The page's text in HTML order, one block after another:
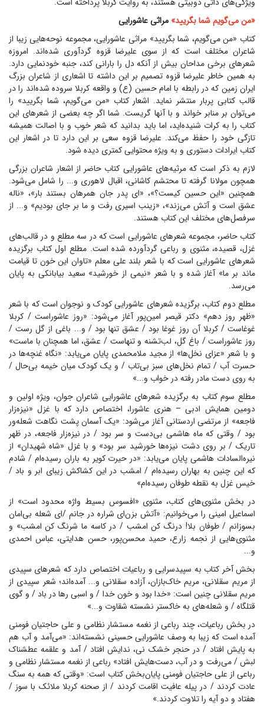
«من می‌گویم شما بگریید» مراثی عاشورایی
کتاب «من می‌گویم، شما بگریید» مراثی عاشورایی، مجموعه نوحه‌هایی زیبا از
شاعران مختلف است که از سوی علیرضا قزوه گردآوری شده‌اند. امروزه
شعر‌های برخی مداحان بیش از آنکه دل را بارانی کند، جنبه خودنمایی دارد.
به همین خاطر علیرضا قزوه تصمیم بر این داشته تا اشعاری از شاعران بزرگ
ایران زمین که در رابطه با امام حسین (ع) و واقعه کربلا سروده شده‌اند را در
قالب کتابی پربار منتشر نماید. اشعار کتاب «من می‌گویم، شما بگریید» را
می‌توان بر منابر خواند و با آنها گریست. شما اگر چه بعضی از شعر‌های این
کتاب را به کرات شنیده‌اید، اما باید بدانید که شعر خوب و با اصالت همیشه
تازگی خود را حفظ می‌کند. علیرضا قزوه سعی بر این دارد تا در اشعار این
کتاب ایرادات دستوری و به ویژه محتوایی کمتری دیده شود.
لازم به ذکر است که مرثیه‌های عاشورایی کتاب حاضر از اشعار شاعران بزرگی
همچون مولانا گرفته تا محتشم کاشانی، اقبال لاهوری و... را شامل می‌شود.
همچنین «این حسین کیست؟»، «ای پدر جان همرهان بستند بار»، «ناله
عشق است و آتش می‌زند»، «زینب اسیری رفت و ما بر جای بودیم» و... از
سرفصل‌های مختلف این کتاب هستند.
کتاب حاضر، مجموعه شعر‌های عاشورایی است که در سه مطلع و در قالب‌های
غزل، قصیده، مثنوی و رباعی گردآورده شده است. مطلع اول کتاب برگزیده
شعر‌های عاشورایی است که با شعر بلند علی معلم «تاوان این خون تا قیامت
ماند بر ما» آغاز شده و با شعر «نیمی از خورشید» سعید بیابانکی به پایان
می‌رسد.
مطلع دوم کتاب، برگزیده شعر‌های عاشورایی کودک و نوجوان است که با شعر
«ظهر روز دهم» دکتر قیصر امین‌پور آغاز می‌شود: «روز عاشوراست / کربلا
غوغاست / کربلا آن روز غوغا بود / عشق تنها بود / و... باغی از گل رست /
روز عاشوراست / باغ گل، لب‌تشنه و تنهاست / عشق، اما همچنان با ماست»
و با شعر «عزای نخل‌ها» از مجید ملامحمدی پایان می‌یابد: «نگاه غنچه‌ها در
حسرت آب / تمام نخل‌های سبز بی‌تاب / و یک کودک میان خیمه بی‌حال /
به روی دست مادر رفته در خواب و...»
مطلع سوم کتاب به برگزیده شعر‌های عاشورایی شاعران جوان، ویژه اولین و
دومین همایش ادبی – هنری عاشورا، اختصاص دارد که با غزل «نیزه‌زار
فاجعه» از مرتضی اردستانی آغاز می‌شود: «یک آسمان پشت نگاهت شعله‌ور
بود / وقتی که ماه هاشمی بی‌دست و سر بود / در نیزه‌زار فاجعه، در ظهر
تاریک / بر روی دشت نیزه‌ها خورشید سر بود» و با غزل «شاه شهیدان» از
نیره‌السادات هاشمی پایان می‌یابد: «در حیرت کویر به باران رسیده‌ام / شادم
که این چنین به بهاران رسیده‌ام / امشب در این کشاکش زیبای ابر و باد /
خیس غزل به نقطه طوفان رسیده‌ام»
در بخش مثنوی‌های کتاب، مثنوی «افسوس بسیط واژه محدود است» از
اسماعیل امینی را می‌خوانیم: «آتش بزن‌ای شراره در جانم /‌ای شعله بی‌امان
بسوزانم / طوفان بلا! درنگ کن امشب / در کاسه ما شرنگ کن امشب» و
مثنوی‌هایی از نجمه زارع، حمید محسن‌پور، حسن هدایتی، عباس احمدی
و...
بخش آخر کتاب به سپیدسرایی و رباعیات اختصاص دارد که شعر‌های سپیدی
از مریم سقلانی، مریم خاک‌بازان، آزاده سقلانی و... آمده‌اند؛ شعر سپیدی از
مریم سقلانی چنین است: «خدا بود و خون خدا / و اسبی رها در باد / و گوی
قتلگاه / و شعله‌های به خاکستر نشسته شقاوت و...»
در بخش رباعیات، چند رباعی از نغمه مستشار نظامی و علی حاجتیان فومنی
آمده است که زیبا به وصف عاشورایی حسینی نشسته‌اند: «می‌آمد و آب هم
به پایش افتاد / در حنجر خشک نی، ندایش افتاد / آمد و علقمه عطشناک
لبش / می‌رفت و در آب، دست‌هایش افتاد» رباعی از نغمه مستشار نظامی و
رباعی از علی حاجتیان فومنی پایان‌بخش کتاب است: «وقتی که همه به سنگ
عادت کردند / در پیله عافیت اقامت کردند / از صحنه کربلا ملائک با سوز /
هفتاد و دو آیه را تلاوت کردند.»